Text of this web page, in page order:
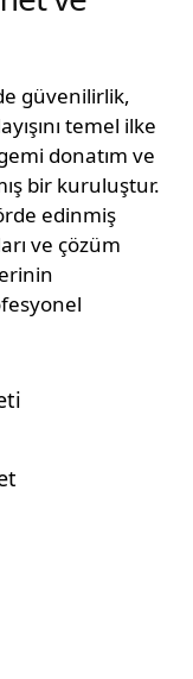
güvenilirlik,
temel ilke
donatım ve
bir kuruluştur.
edinmiş
ve çözüm